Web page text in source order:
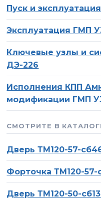
О
Ваше имя
Ваш телефон
это поле
Нажимая на кнопку
Пуск и
Эксплуатация ГМП
Ключевые узлы и
ДЭ-226
Исполнения КПП
модификации ГМП
СМОТРИТЕ В
Дверь ТМ120-57-
Форточка ТМ120-57-
Дверь ТМ120-50-